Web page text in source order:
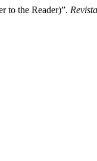
to the Reader)”.